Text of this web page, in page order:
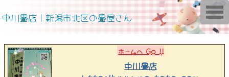
中川畳店｜新潟市北区の畳屋さん
ホームへ Go !!
中川畳店
T
o
g
g
e